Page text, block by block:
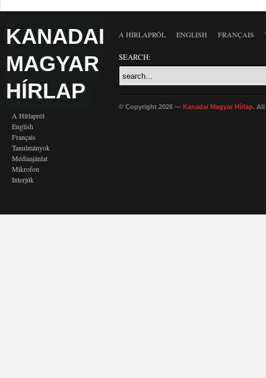
KANADAI
MAGYAR
HÍRLAP
A Hírlapról
English
Français
Tanulmányok
Médiaajánlat
Mikrofon
Interjúk
A HÍRLAPRÓL ENGLISH FRANÇAIS
SEARCH:
© Copyright 2026 — Kanadai Magyar Hírlap. All